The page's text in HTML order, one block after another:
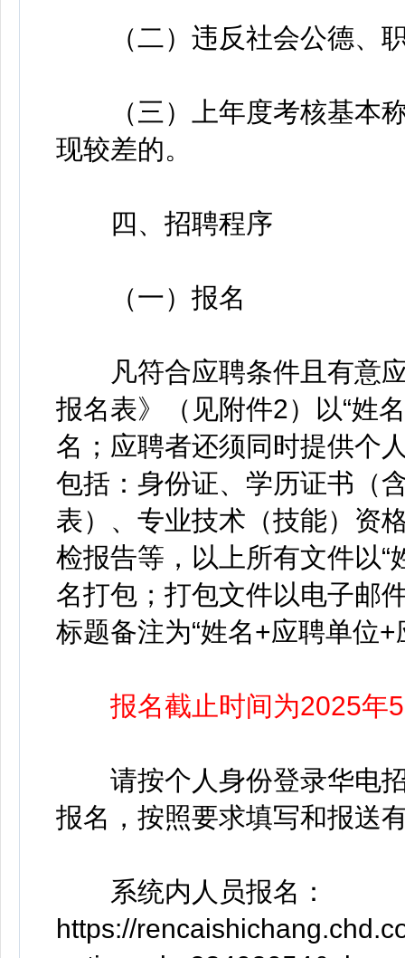
（二）违反社会公德、职
（三）上年度考核基本称
现较差的。
四、招聘程序
（一）报名
凡符合应聘条件且有意应
报名表》（见附件2）以“姓
名；应聘者还须同时提供个
包括：身份证、学历证书（
表）、专业技术（技能）资
检报告等，以上所有文件以
名打包；打包文件以电子邮
标题备注为“姓名+应聘单位+
报名截止时间为2025年
请按个人身份登录华电招
报名，按照要求填写和报送
系统内人员报名：
https://